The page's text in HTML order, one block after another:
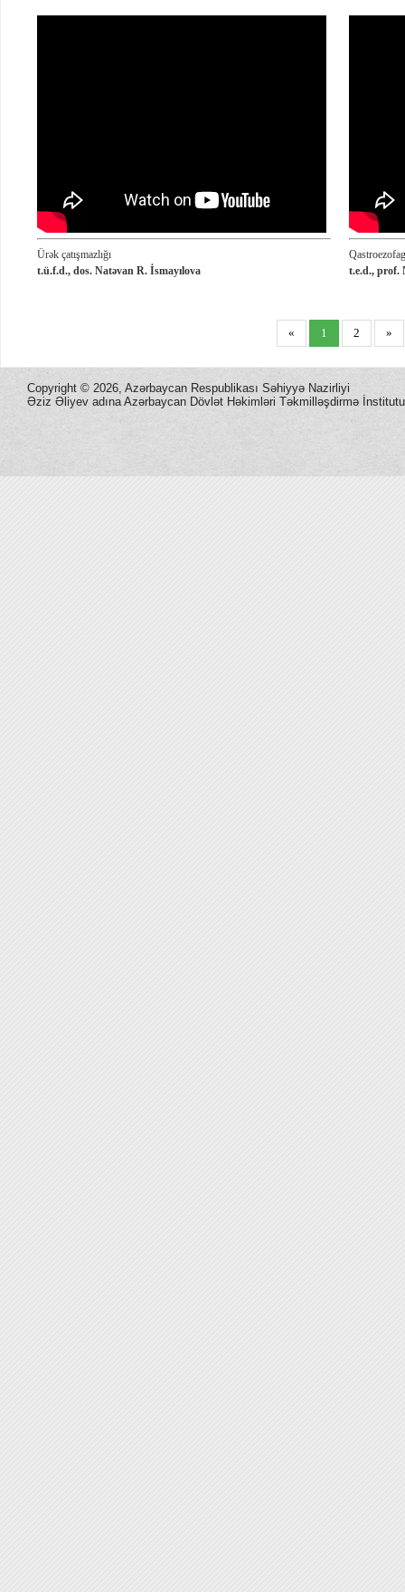
Ürək çatışmazlığı
t.ü.f.d., dos. Natəvan R. İsmayılova
t.e.d., prof.
« 1 2 »
Copyright © 2026, Azərbaycan Respublikası Səhiyyə Nazirliyi
Əziz Əliyev adına Azərbaycan Dövlət Həkimləri Təkmilləşdirmə İnstitutu